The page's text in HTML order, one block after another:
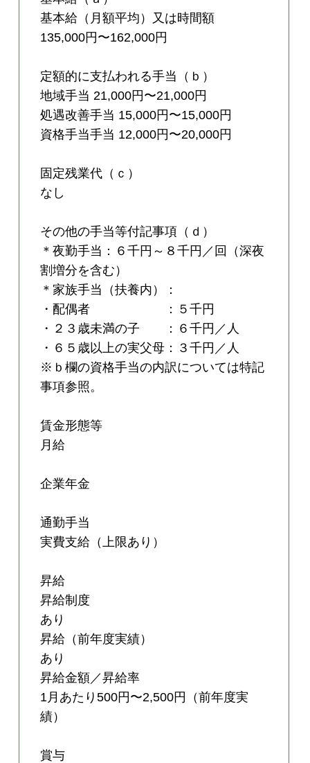
基本給（月額平均）又は時間額
135,000円〜162,000円
定額的に支払われる手当（ｂ）
地域手当 21,000円〜21,000円
処遇改善手当 15,000円〜15,000円
資格手当手当 12,000円〜20,000円
固定残業代（ｃ）
なし
その他の手当等付記事項（ｄ）
＊夜勤手当：６千円～８千円／回（深夜
割増分を含む）
＊家族手当（扶養内）：
・配偶者 ：５千円
・２３歳未満の子 ：６千円／人
・６５歳以上の実父母：３千円／人
※ｂ欄の資格手当の内訳については特記
事項参照。
賃金形態等
月給
企業年金
通勤手当
実費支給（上限あり）
昇給
昇給制度
あり
昇給（前年度実績）
あり
昇給金額／昇給率
1月あたり500円〜2,500円（前年度実
績）
賞与